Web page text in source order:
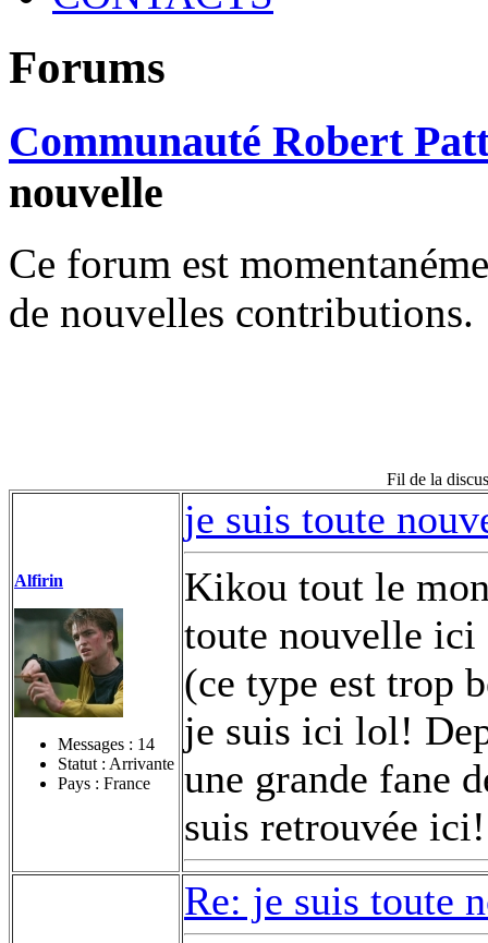
Forums
Communauté Robert
nouvelle
Ce forum est
de nouvelles contributions.
Fil de la
Alfirin
Messages : 14
Statut : Arrivante
Pays : France
je suis toute
Kikou tout le
toute nouvelle ici
(ce type est trop
je suis ici lol!
une grande fane
suis retrouvée
Re: je suis toute